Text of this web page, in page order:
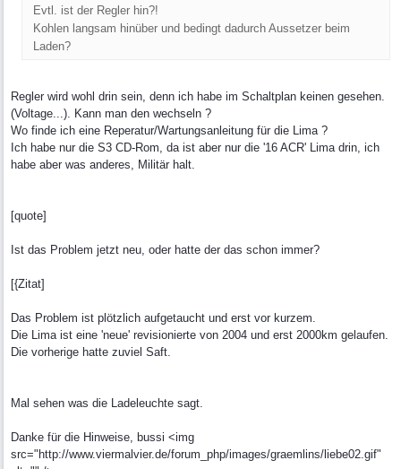
Evtl. ist der Regler hin?!
Kohlen langsam hinüber und bedingt dadurch Aussetzer beim
Laden?
Regler wird wohl drin sein, denn ich habe im Schaltplan keinen gesehen.
(Voltage...). Kann man den wechseln ?
Wo finde ich eine Reperatur/Wartungsanleitung für die Lima ?
Ich habe nur die S3 CD-Rom, da ist aber nur die '16 ACR' Lima drin, ich
habe aber was anderes, Militär halt.
[quote]
Ist das Problem jetzt neu, oder hatte der das schon immer?
[{Zitat]
Das Problem ist plötzlich aufgetaucht und erst vor kurzem.
Die Lima ist eine 'neue' revisionierte von 2004 und erst 2000km gelaufen.
Die vorherige hatte zuviel Saft.
Mal sehen was die Ladeleuchte sagt.
Danke für die Hinweise, bussi <img
src="http://www.viermalvier.de/forum_php/images/graemlins/liebe02.gif"